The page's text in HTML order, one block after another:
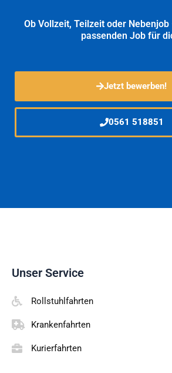
Ob Vollzeit, Teilzeit oder
passenden Job für
Jetzt bewerben!
0561 518851
Unser Service
Rollstuhlfahrten
Krankenfahrten
Kurierfahrten